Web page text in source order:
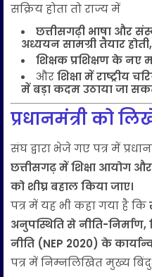
सक्रिय होता तो राज्य में
छत्तीसगढ़ी भाषा और
अध्ययन सामग्री तैयार होती,
शिक्षक प्रशिक्षण के
औरशिक्षा में राष्ट्रीय
में बड़ा कदम उठाया जा
प्रधानमंत्री को
संघ द्वारा भेजे गए पत्र में
छत्तीसगढ़ में शिक्षा आयोग
को शीघ्र बहाल किया जाए।
पत्र में यह भी कहा गया है कि
अनुपस्थिति से नीति-निर्माण,
नीति (NEP 2020) के
पत्र में निम्नलिखित मुख्य